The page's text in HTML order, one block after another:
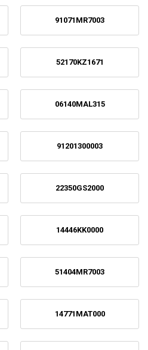
91071MR7003
52170KZ1671
06140MAL315
91201300003
22350GS2000
14446KK0000
51404MR7003
14771MAT000